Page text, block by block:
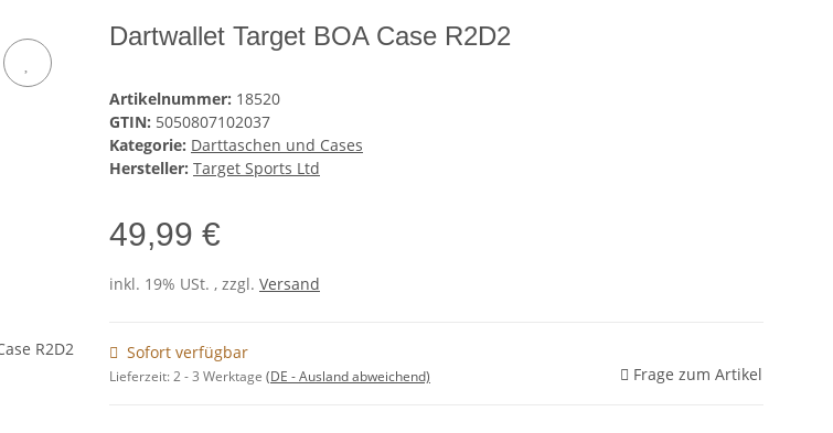
Dartwallet Target BOA Case R2D2
Artikelnummer: 18520
GTIN: 5050807102037
Kategorie: Darttaschen und Cases
Hersteller: Target Sports Ltd
49,99 €
inkl. 19% USt. , zzgl. Versand
Sofort verfügbar
Lieferzeit:2 - 3 Werktage (DE - Ausland abweichend) Frage zum Artikel